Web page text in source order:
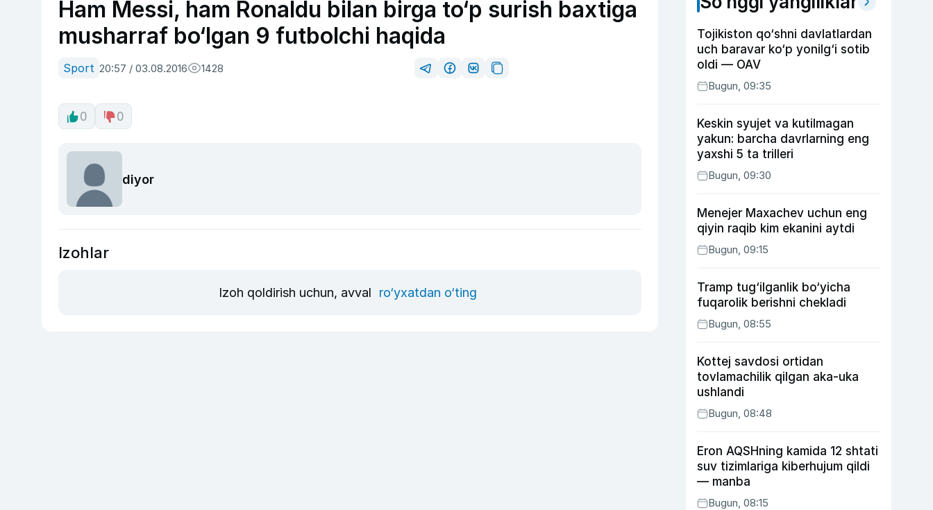
Ham Messi, ham Ronaldu bilan birga to‘p surish baxtiga
musharraf bo‘lgan 9 futbolchi haqida
Sport 20:57 / 03.08.2016 1428
0 0
diyor
Izohlar
Izoh qoldirish uchun, avval ro‘yxatdan o‘ting
Tojikiston qo‘shni davlatlardan
uch baravar ko‘p yonilg‘i sotib
oldi — OAV
Bugun, 09:35
Keskin syujet va kutilmagan
yakun: barcha davrlarning eng
yaxshi 5 ta trilleri
Bugun, 09:30
Menejer Maxachev uchun eng
qiyin raqib kim ekanini aytdi
Bugun, 09:15
Tramp tug‘ilganlik bo‘yicha
fuqarolik berishni chekladi
Bugun, 08:55
Kottej savdosi ortidan
tovlamachilik qilgan aka-uka
ushlandi
Bugun, 08:48
Eron AQSHning kamida 12 shtati
suv tizimlariga kiberhujum qildi
— manba
Bugun, 08:15